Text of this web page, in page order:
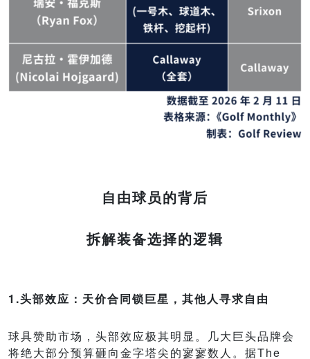
自由球员的背后
拆解装备选择的逻辑
1.头部效应：天价合同锁巨星，其他人寻求自由
球具赞助市场，头部效应极其明显。几大巨头品牌会
将绝大部分预算砸向金字塔尖的寥寥数人。据The